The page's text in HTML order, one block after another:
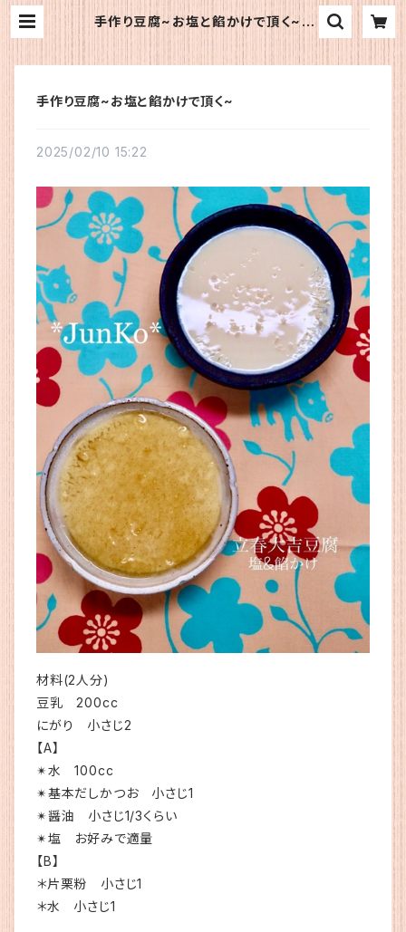
手作り豆腐~お塩と餡かけで頂く~ |
《公式》OFJショップ
手作り豆腐~お塩と餡かけで頂く~
2025/02/10 15:22
材料(2人分)
豆乳 200cc
にがり 小さじ2
【A】
✴︎水 100cc
✴︎基本だしかつお 小さじ1
✴︎醤油 小さじ1/3くらい
✴︎塩 お好みで適量
【B】
＊片栗粉 小さじ1
＊水 小さじ1